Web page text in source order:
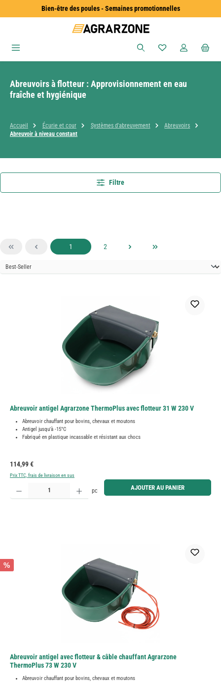
Passer au contenu principalBien-être des poules - Semaines promotionnelles
Vous avez 0
Abreuvoirs à flotteur : Approvisionnement en eau
fraîche et hygiénique
Accueil Écurie et cour Systèmes d'abreuvement
Abreuvoirs
Abreuvoir à niveau constant
Filtre
Page
1 Page
2
Abreuvoir antigel Agrarzone ThermoPlus avec flotteur 31 W 230 V
Abreuvoir chauffant pour bovins, chevaux et moutons
Antigel jusqu'à -15°C
Fabriqué en plastique incassable et résistant aux chocs
Prix régulier :
114,99 €
Prix TTC, frais de livraison en sus
Quantité de produit : Entrez la quantité souhaitée ou utilisez les boutons pour augmenter ou
pc AJOUTER AU PANIER
%
Abreuvoir antigel avec flotteur & câble chauffant Agrarzone
ThermoPlus 73 W 230 V
Abreuvoir chauffant pour bovins, chevaux et moutons